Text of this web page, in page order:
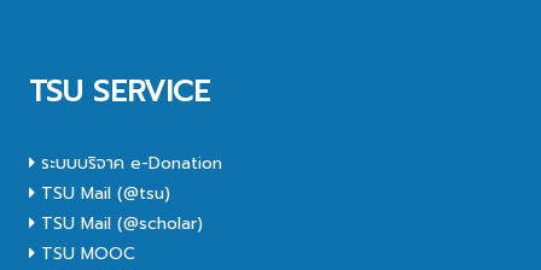
TSU SERVICE
ระบบบริจาค e-Donation
TSU Mail (@tsu)
TSU Mail (@scholar)
TSU MOOC